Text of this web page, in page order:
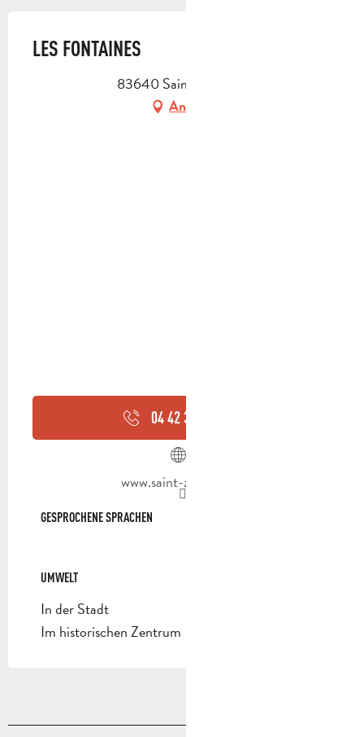
LES FONTAINES
83640 Saint-Zacharie
Anfahrt
04 42 32 63
www.saint-zacharie.fr
GESPROCHENE SPRACHEN
GESPROCHENE SPRACHEN
UMWELT
UMWELT
In der Stadt
Im historischen Zentrum